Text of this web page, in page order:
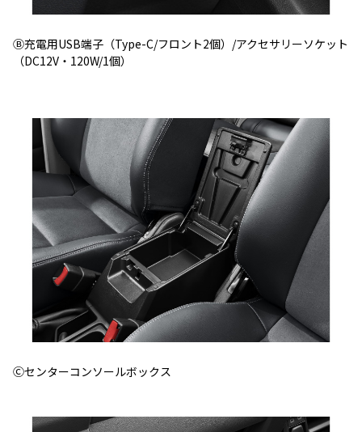
Ⓑ充電用USB端子（Type-C/フロント2個）/アクセサリーソケット
（DC12V・120W/1個）
Ⓒセンターコンソールボックス